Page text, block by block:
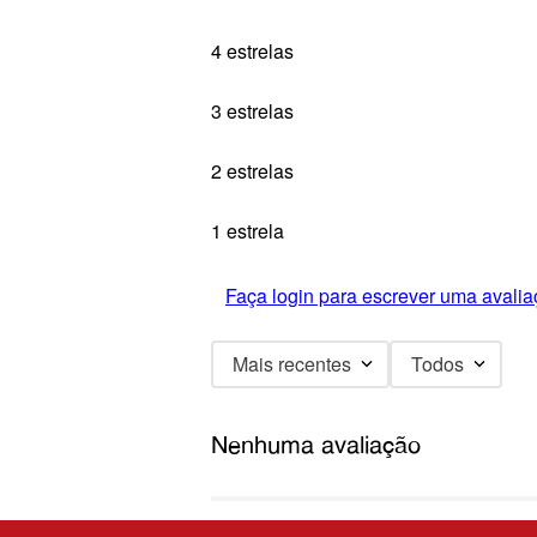
4 estrelas
3 estrelas
2 estrelas
1 estrela
Faça login para escrever uma
Mais recentes Todos
Nenhuma avaliação